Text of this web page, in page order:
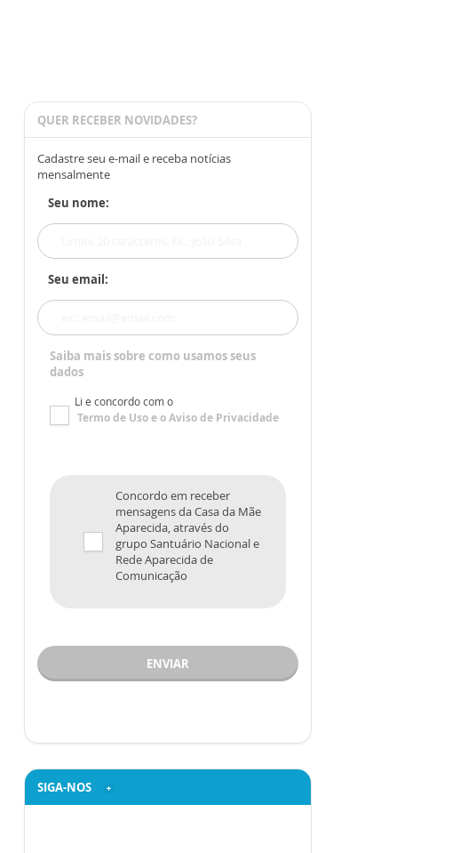
QUER RECEBER NOVIDADES?
Cadastre seu e-mail e receba notícias
mensalmente
Seu nome:
Seu email:
Saiba mais sobre como usamos seus
dados
Li e concordo com o
Termo de Usoe oAviso de Privacidade
Concordo em receber
mensagens da Casa da Mãe
Aparecida, através do
grupo Santuário Nacional e
Rede Aparecida de
Comunicação
ENVIAR
SIGA-NOS